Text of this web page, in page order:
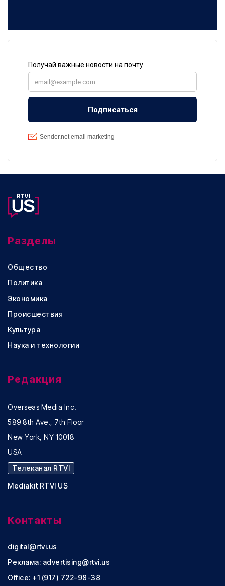
Разделы
Общество
Политика
Экономика
Происшествия
Культура
Наука и технологии
Редакция
Overseas Media Inc.
589 8th Ave., 7th Floor
New York, NY 10018
USA
Телеканал RTVI
Mediakit RTVI US
Контакты
digital@rtvi.us
Реклама: advertising@rtvi.us
Office: +1 (917) 722-98-38